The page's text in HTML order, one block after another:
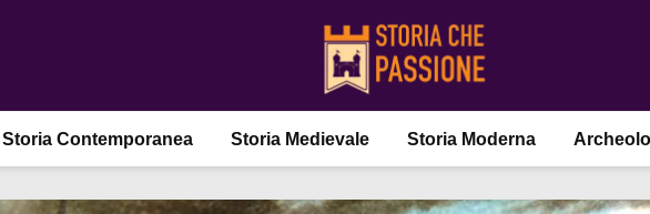
Storia Contemporanea Storia Medievale Storia Moderna